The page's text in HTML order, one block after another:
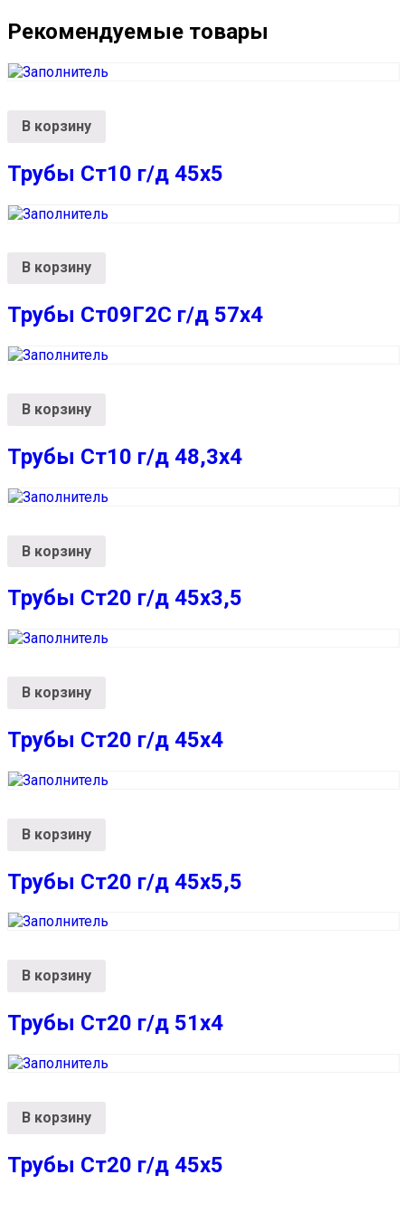
Рекомендуемые товары
В корзину
Трубы Ст10 г/д 45х5
В корзину
Трубы Ст09Г2С г/д 57х4
В корзину
Трубы Ст10 г/д 48,3х4
В корзину
Трубы Ст20 г/д 45х3,5
В корзину
Трубы Ст20 г/д 45х4
В корзину
Трубы Ст20 г/д 45х5,5
В корзину
Трубы Ст20 г/д 51х4
В корзину
Трубы Ст20 г/д 45х5